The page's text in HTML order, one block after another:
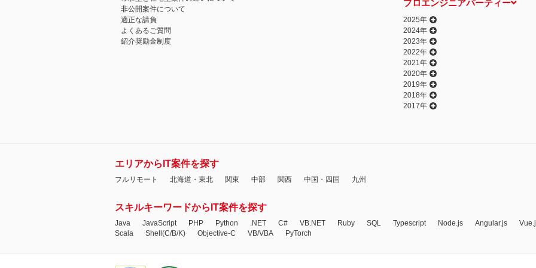
非公開案件について
適正な請負
よくあるご質問
紹介奨励金制度
プロエンジニアパーティー
2025年
2024年
2023年
2022年
2021年
2020年
2019年
2018年
2017年
エリアからIT案件を探す
フルリモート 北海道・東北 関東 中部 関西 中国・四国 九州
スキルキーワードからIT案件を探す
Java JavaScript PHP Python .NET C# VB.NET Ruby SQL Typescript Node.js Angular.js
Scala
Shell(C/B/K) Objective-C VB/VBA PyTorch